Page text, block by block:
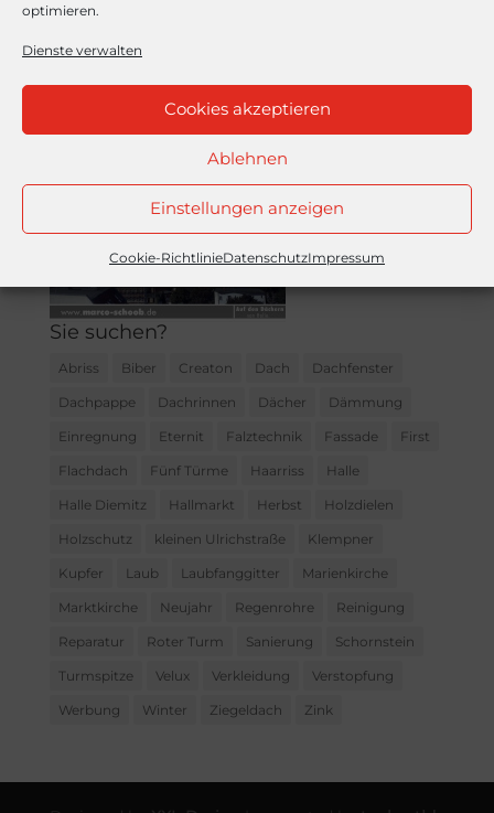
optimieren.
Dienste verwalten
Cookies akzeptieren
Ablehnen
Einstellungen anzeigen
Cookie-RichtlinieDatenschutzImpressum
Sie suchen?
Abriss Biber Creaton Dach Dachfenster
Dachpappe Dachrinnen Dächer Dämmung
Einregnung Eternit Falztechnik Fassade First
Flachdach Fünf Türme Haarriss Halle
Halle Diemitz Hallmarkt Herbst Holzdielen
Holzschutz kleinen Ulrichstraße Klempner
Kupfer Laub Laubfanggitter Marienkirche
Marktkirche Neujahr Regenrohre Reinigung
Reparatur Roter Turm Sanierung Schornstein
Turmspitze Velux Verkleidung Verstopfung
Werbung Winter Ziegeldach Zink